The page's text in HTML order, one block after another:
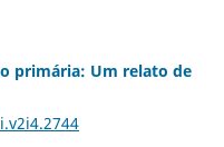
primária: Um relato de